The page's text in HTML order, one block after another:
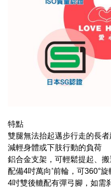
特點
雙腿無法抬起邁步行走的長
減輕身體或下肢行動的負荷
鋁合金支架，可輕鬆提起、
配備4吋萬向’前輪，可360°
4吋雙後轆配有彈弓腳，如需